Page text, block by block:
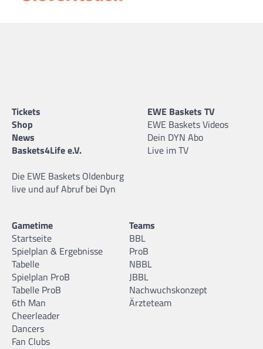
Tickets
Shop
News
Baskets4Life e.V.
Die EWE Baskets Oldenburg
live und auf Abruf bei Dyn
EWE Baskets TV
EWE Baskets Videos
Dein DYN Abo
Live im TV
Gametime
Startseite
Spielplan & Ergebnisse
Tabelle
Spielplan ProB
Tabelle ProB
6th Man
Cheerleader
Dancers
Fan Clubs
Teams
BBL
ProB
NBBL
JBBL
Nachwuchskonzept
Ärzteteam